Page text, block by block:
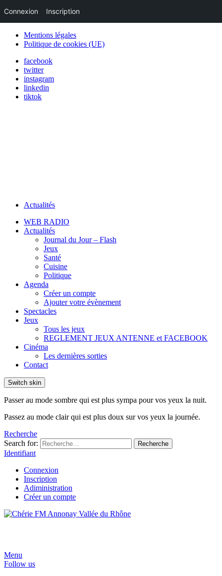
Mentions légales
Politique de cookies (UE)
facebook
twitter
instagram
linkedin
tiktok
Actualités
WEB RADIO
Actualités
Journal du Jour – Flash
Jeux
Santé
Cuisine
Politique
Agenda
Créer un compte
Ajouter votre évènement
Spectacles
Jeux
Tous les jeux
REGLEMENT JEUX ANTENNE et FACEBOOK
Cinéma
Les dernières sorties
Contact
Switch skin
Passer au mode sombre qui est plus sympa pour vos yeux la nuit.
Passez au mode clair qui est plus doux sur vos yeux la journée.
Recherche
Search for:
Recherche
Identifiant
Connexion
Inscription
Adiministration
Créer un compte
Menu
Follow us
Connexion Inscription